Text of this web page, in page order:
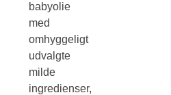
babyolie
med
omhyggeligt
udvalgte
milde
ingredienser,